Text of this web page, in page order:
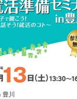
川